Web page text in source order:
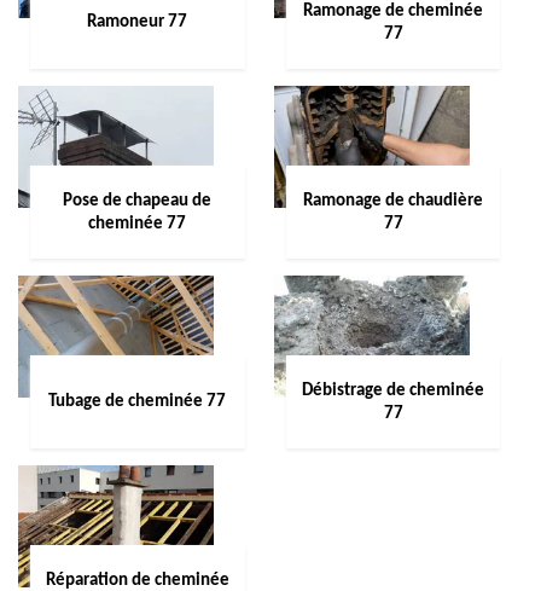
Ramoneur 77
Ramonage de cheminée
77
Pose de chapeau de
cheminée 77
Ramonage de chaudière
77
Tubage de cheminée 77
Débistrage de cheminée
77
Réparation de cheminée